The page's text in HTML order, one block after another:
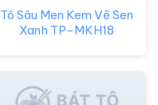
Tô Sâu Men Kem Vẽ Sen
Xanh TP-MKH18